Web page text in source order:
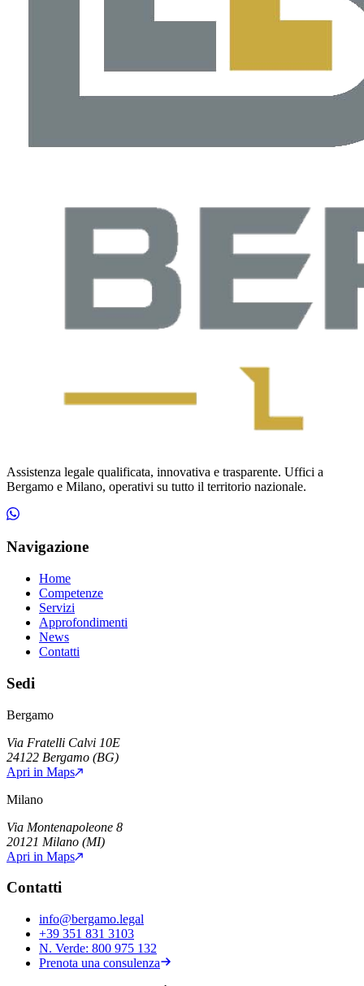
Assistenza legale qualificata, innovativa e trasparente. Uffici a
Bergamo e Milano, operativi su tutto il territorio nazionale.
Navigazione
Home
Competenze
Servizi
Approfondimenti
News
Contatti
Sedi
Bergamo
Via Fratelli Calvi 10E
24122 Bergamo (BG)
Apri in Maps
Milano
Via Montenapoleone 8
20121 Milano (MI)
Apri in Maps
Contatti
info@bergamo.legal
+39 351 831 3103
N. Verde: 800 975 132
Prenota una consulenza